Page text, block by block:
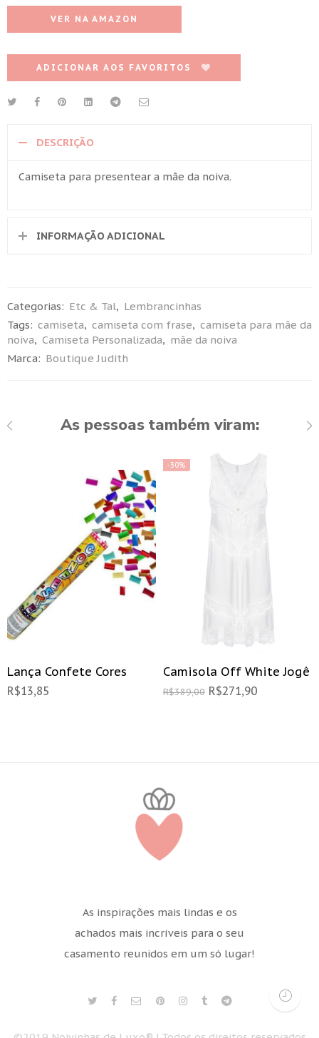
VER NA AMAZON
ADICIONAR AOS FAVORITOS
DESCRIÇÃO
Camiseta para presentear a mãe da noiva.
INFORMAÇÃO ADICIONAL
Categorias: Etc & Tal, Lembrancinhas
Tags: camiseta, camiseta com frase, camiseta para mãe da
noiva, Camiseta Personalizada, mãe da noiva
Marca: Boutique Judith
As pessoas também viram:
Lança Confete Cores
R$13,85
-30%
Camisola Off White Jogê
R$389,00 R$271,90
As inspirações mais lindas e os
achados mais incríveis para o seu
casamento reunidos em um só lugar!